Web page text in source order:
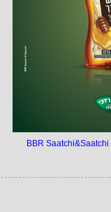
BBR Saatchi&Saatchi